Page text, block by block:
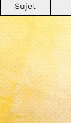
Sujet